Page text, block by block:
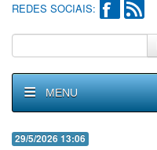
REDES SOCIAIS:
MENU
29/5/2026 13:06